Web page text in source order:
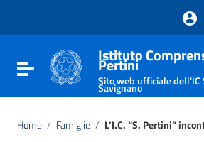
Vai al footer
Attiva / disattiva la navigazione
Istituto
Pertini
Sito web ufficiale dell'IC
Savignano
Home / Famiglie / L’I.C. “S. Pertini”